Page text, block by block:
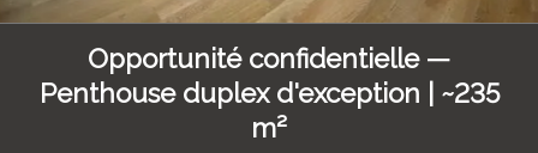
Opportunité confidentielle —
Penthouse duplex d'exception | ~235
m²